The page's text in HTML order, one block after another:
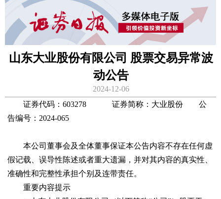
山东大业股份有限公司 股票交易异常波
动公告
2024-12-06
证券代码：603278 证券简称：大业股份 公
告编号：2024-065
本公司董事会及全体董事保证本公告内容不存在任何虚
假记载、误导性陈述或者重大遗漏，并对其内容的真实性、
准确性和完整性承担个别及连带责任。
重要内容提示